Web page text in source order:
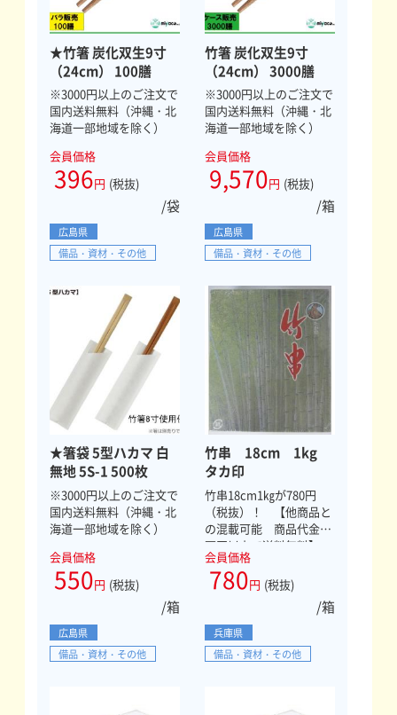
★竹箸 炭化双生9寸
（24cm） 100膳
※3000円以上のご注文で
国内送料無料（沖縄・北
海道一部地域を除く）
会員価格
396円 (税抜)
/袋
広島県
備品・資材・その他
竹箸 炭化双生9寸
（24cm） 3000膳
※3000円以上のご注文で
国内送料無料（沖縄・北
海道一部地域を除く）
会員価格
9,570円 (税抜)
/箱
広島県
備品・資材・その他
★箸袋 5型ハカマ 白
無地 5S-1 500枚
※3000円以上のご注文で
国内送料無料（沖縄・北
海道一部地域を除く）
会員価格
550円 (税抜)
/箱
広島県
備品・資材・その他
竹串 18cm 1kg
タカ印
竹串18cm1㎏が780円
（税抜）！ 【他商品と
の混載可能 商品代金1
万円以上で送料無料】
会員価格
780円 (税抜)
/箱
兵庫県
備品・資材・その他